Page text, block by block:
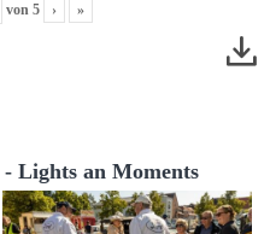
von 5 › »
Lights an Moments